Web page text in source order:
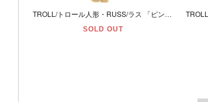
TROLL/トロール人形・RUSS/ラス 「ピンク/L/男の子/ポップ/可動」
SOLD OUT